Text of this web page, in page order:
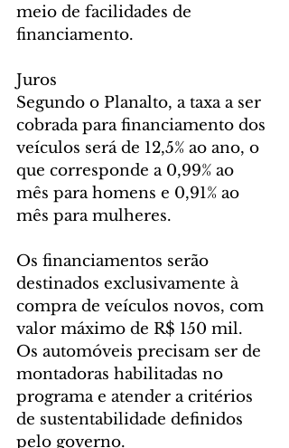
meio de facilidades de
financiamento.
Juros
Segundo o Planalto, a taxa a ser
cobrada para financiamento dos
veículos será de 12,5% ao ano, o
que corresponde a 0,99% ao
mês para homens e 0,91% ao
mês para mulheres.
Os financiamentos serão
destinados exclusivamente à
compra de veículos novos, com
valor máximo de R$ 150 mil.
Os automóveis precisam ser de
montadoras habilitadas no
programa e atender a critérios
de sustentabilidade definidos
pelo governo.